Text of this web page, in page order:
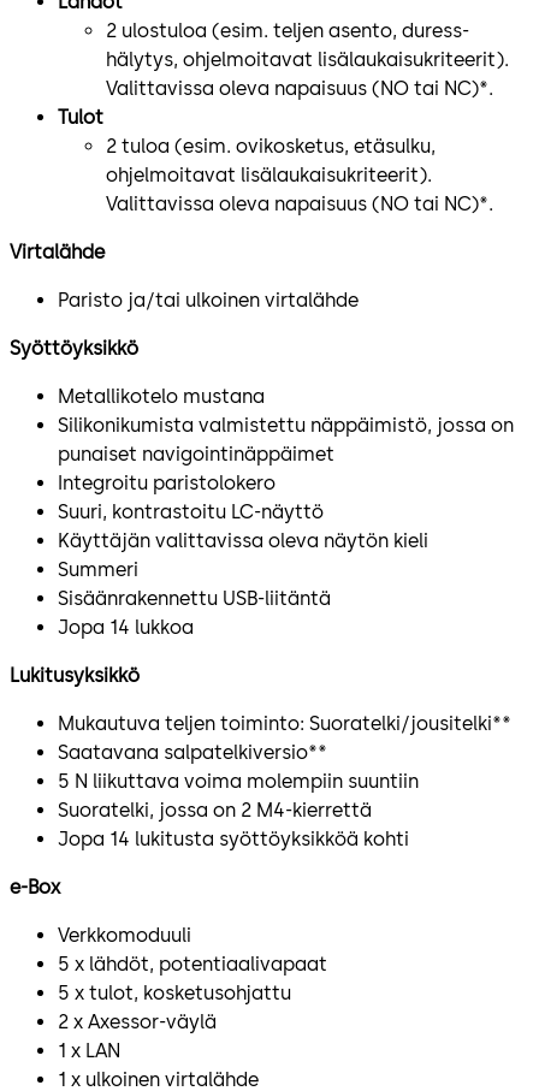
2 ulostuloa (esim. teljen asento, duress-
hälytys, ohjelmoitavat lisälaukaisukriteerit).
Valittavissa oleva napaisuus (NO tai NC)*.
Tulot
2 tuloa (esim. ovikosketus, etäsulku,
ohjelmoitavat lisälaukaisukriteerit).
Valittavissa oleva napaisuus (NO tai NC)*.
Virtalähde
Paristo ja/tai ulkoinen virtalähde
Syöttöyksikkö
Metallikotelo mustana
Silikonikumista valmistettu näppäimistö, jossa on
punaiset navigointinäppäimet
Integroitu paristolokero
Suuri, kontrastoitu LC-näyttö
Käyttäjän valittavissa oleva näytön kieli
Summeri
Sisäänrakennettu USB-liitäntä
Jopa 14 lukkoa
Lukitusyksikkö
Mukautuva teljen toiminto: Suoratelki/jousitelki**
Saatavana salpatelkiversio**
5 N liikuttava voima molempiin suuntiin
Suoratelki, jossa on 2 M4-kierrettä
Jopa 14 lukitusta syöttöyksikköä kohti
e-Box
Verkkomoduuli
5 x lähdöt, potentiaalivapaat
5 x tulot, kosketusohjattu
2 x Axessor-väylä
1 x LAN
1 x ulkoinen virtalähde